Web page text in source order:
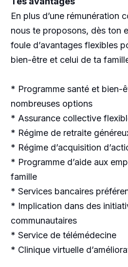
En plus d’une rémunération
nous te proposons, dès ton
foule d’avantages flexibles
bien-être et celui de ta
* Programme santé et bien-
nombreuses options
* Assurance collective
* Régime de retraite
* Régime d’acquisition
* Programme d’aide aux
famille
* Services bancaires
* Implication dans des
communautaires
* Service de télémédecine
* Clinique virtuelle